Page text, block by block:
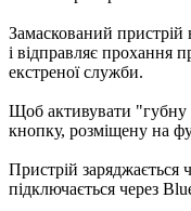
Замаскований пристрій
і відправляє прохання
екстреної служби.
Щоб активувати "губну
кнопку, розміщену на
Пристрій заряджається
підключається через